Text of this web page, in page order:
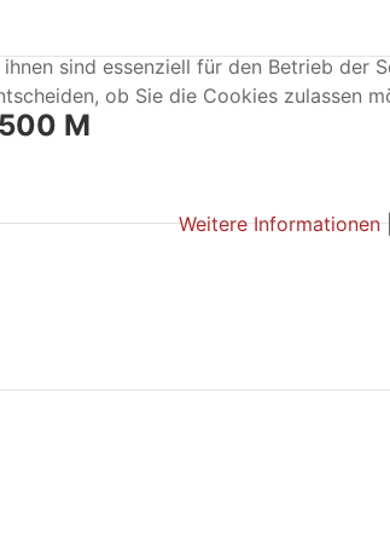
M
sind essenziell für den Betrieb
ob Sie die Cookies zulassen
Weitere Informationen